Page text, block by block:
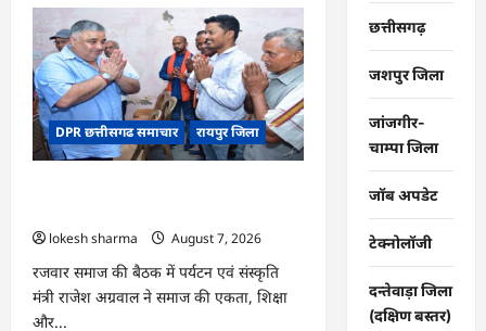
CG
संरक्षण
से
बदला
जीवन
:
धमतरी
के
भोथापारा
आर्थिक
का
नया
आधार
DPR छत्तीसगढ समाचार रायपुर जिला
lokesh sharma
August 7, 2026
रजवार समाज की बैठक में पर्यटन एवं संस्कृति
मंत्री राजेश अग्रवाल ने समाज की एकता, शिक्षा
और...
छत्तीसगढ़
जशपुर जिला
जांजगीर-
चाम्पा जिला
जॉब अपडेट
टेक्नोलॉजी
दन्तेवाड़ा जिला
(दक्षिण बस्तर)